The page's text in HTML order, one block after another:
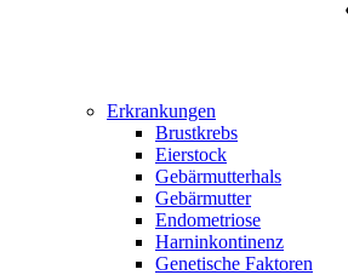
Erkrankungen
Brustkrebs
Eierstock
Gebärmutterhals
Gebärmutter
Endometriose
Harninkontinenz
Genetische Faktoren